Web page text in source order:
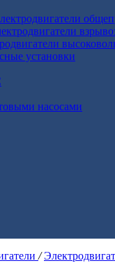
установки
насосами
/